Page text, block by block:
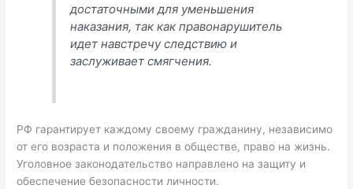
достаточными для уменьшения
наказания, так как правонарушитель
идет навстречу следствию и
заслуживает смягчения.
РФ гарантирует каждому своему гражданину, независимо
от его возраста и положения в обществе, право на жизнь.
Уголовное законодательство направлено на защиту и
обеспечение безопасности личности.